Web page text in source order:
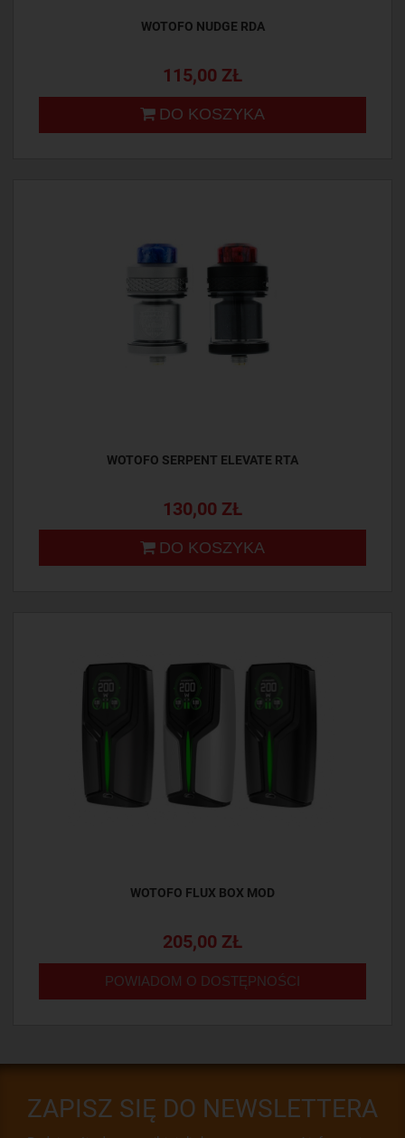
WOTOFO NUDGE RDA
115,00 ZŁ
DO KOSZYKA
WOTOFO SERPENT ELEVATE RTA
130,00 ZŁ
DO KOSZYKA
WOTOFO FLUX BOX MOD
205,00 ZŁ
POWIADOM O DOSTĘPNOŚCI
ZAPISZ SIĘ DO NEWSLETTERA